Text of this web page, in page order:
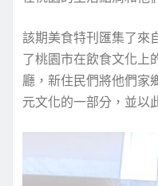
該期美食特刊匯集了來
了桃園市在飲食文化上
廳，新住民們將他們家
元文化的一部分，並以